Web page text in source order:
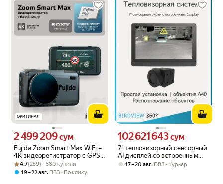
ОРИГИНАЛ
Fujida Zoom Smart Max WiFi –
4K видеорегистратор с GPS,
Wi-Fi , искусственным
интеллектом и антибликовым
Цена 2499209 сум вместо
2 499 209сум
Рейтинг товара: 4.7 из 5
Оценок: (259) · 580 купили
4.7(259) · 580 купили
19 – 22 авг, ПВЗ По клику
7" тепловизорный сенсорный
AI дисплей со встроенным
Carplay, 640x512, 12в
Цена 102621643 сум вместо
102 621 643сум
17 – 20 авг, ПВЗ Курьер